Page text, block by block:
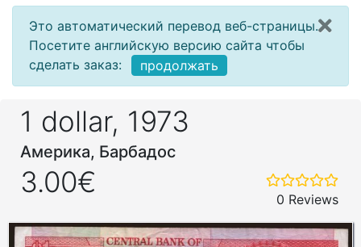
Это автоматический перевод веб-страницы.
Посетите английскую версию сайта чтобы
сделать заказ:
продолжать
1 dollar, 1973
Америка, Барбадос
3.00€
0 Reviews